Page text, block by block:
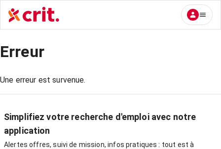
Erreur
Une erreur est survenue.
Simplifiez votre recherche d'emploi avec notre
application
Alertes offres, suivi de mission, infos pratiques : tout est à